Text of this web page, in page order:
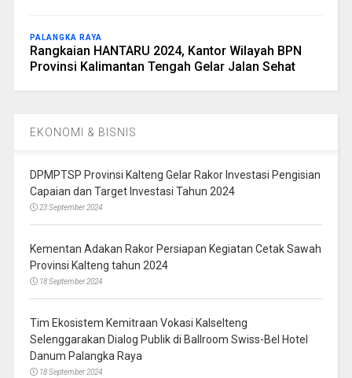
PALANGKA RAYA
Rangkaian HANTARU 2024, Kantor Wilayah BPN
Provinsi Kalimantan Tengah Gelar Jalan Sehat
EKONOMI & BISNIS
DPMPTSP Provinsi Kalteng Gelar Rakor Investasi Pengisian
Capaian dan Target Investasi Tahun 2024
23 September 2024
Kementan Adakan Rakor Persiapan Kegiatan Cetak Sawah
Provinsi Kalteng tahun 2024
18 September 2024
Tim Ekosistem Kemitraan Vokasi Kalselteng
Selenggarakan Dialog Publik di Ballroom Swiss-Bel Hotel
Danum Palangka Raya
18 September 2024